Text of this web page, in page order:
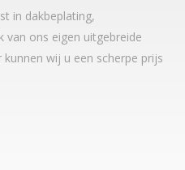
in dakbeplating,
van ons eigen uitgebreide
wij u een scherpe prijs